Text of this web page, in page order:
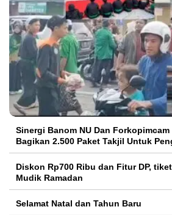
Sinergi Banom NU Dan
Bagikan 2.500 Paket Takjil Untuk
Diskon Rp700 Ribu dan Fitur DP,
Mudik Ramadan
Selamat Natal dan Tahun Baru